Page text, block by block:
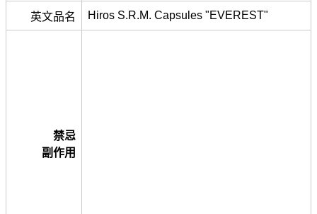
英文品名 Hiros S.R.M. Capsules "EVEREST"
禁忌
副作用